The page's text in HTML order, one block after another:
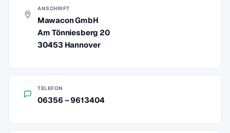
ANSCHRIFT
Mawacon GmbH
Am Tönniesberg 20
30453 Hannover
TELEFON
06356 – 9613404